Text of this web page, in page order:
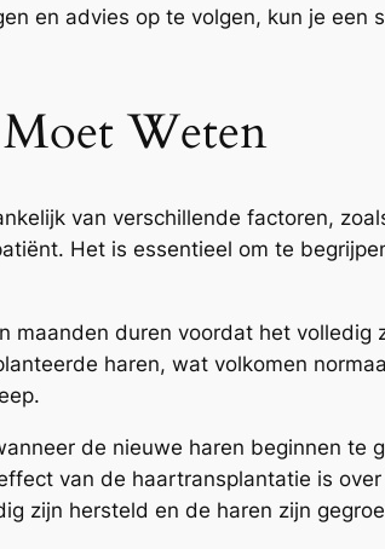
en advies op te volgen, kun je een
Moet Weten
van verschillende factoren,
Het is essentieel om te
maanden duren voordat het volledig
haren, wat volkomen
de nieuwe haren beginnen te
van de haartransplantatie is
zijn hersteld en de haren zijn